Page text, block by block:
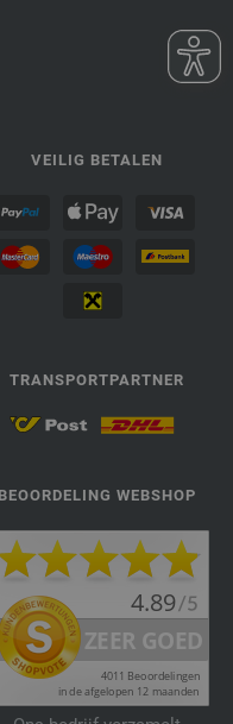
VEILIG BETALEN
TRANSPORTPARTNER
BEOORDELING WEBSHOP